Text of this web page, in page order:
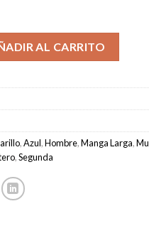
Segunda Equipación
AL CARRITO
,Azul,Hombre,Manga Larga,
,Segunda